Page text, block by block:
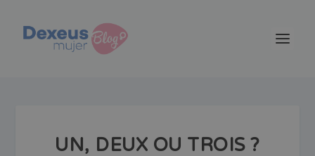
UN, DEUX OU TROIS ?